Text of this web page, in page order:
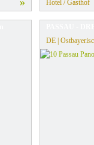
Hotel / Gasthof
DE |